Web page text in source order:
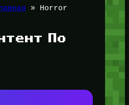
» Horror
По